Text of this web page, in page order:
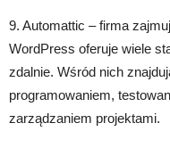
9. Automattic – firma
WordPress oferuje wiele
zdalnie. Wśród nich
programowaniem,
zarządzaniem projektami.